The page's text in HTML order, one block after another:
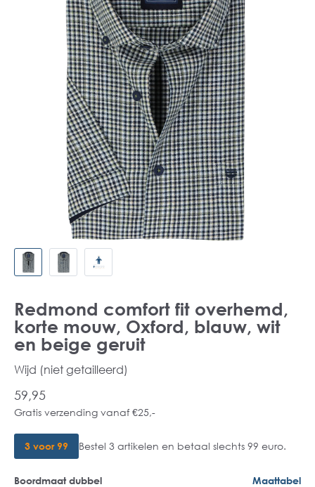
Redmond comfort fit overhemd,
korte mouw, Oxford, blauw, wit
en beige geruit
Wijd (niet getailleerd)
59,95
Gratis verzending vanaf €25,-
3 voor 99 Bestel 3 artikelen en betaal slechts 99 euro.
Boordmaat dubbel Maattabel